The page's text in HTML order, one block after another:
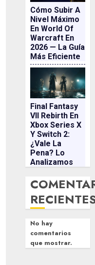
Cómo Subir A
Nivel Máximo
En World Of
Warcraft En
2026 — La Guía
Más Eficiente
Final Fantasy
VII Rebirth En
Xbox Series X
Y Switch 2:
¿vale La
Pena? Lo
Analizamos
No hay
comentarios
que mostrar.